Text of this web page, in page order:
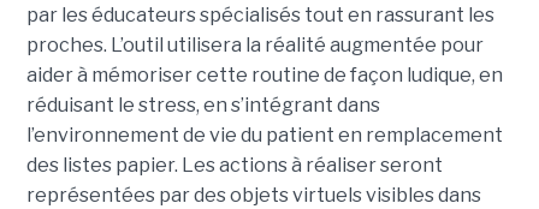
par les éducateurs spécialisés tout en rassurant les
proches. L’outil utilisera la réalité augmentée pour
aider à mémoriser cette routine de façon ludique, en
réduisant le stress, en s’intégrant dans
l’environnement de vie du patient en remplacement
des listes papier. Les actions à réaliser seront
représentées par des objets virtuels visibles dans